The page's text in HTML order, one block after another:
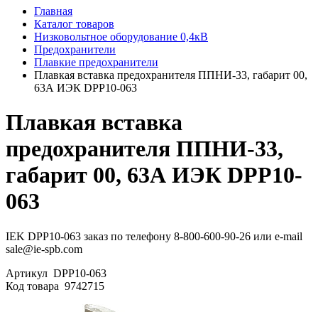
Главная
Каталог товаров
Низковольтное оборудование 0,4кВ
Предохранители
Плавкие предохранители
Плавкая вставка предохранителя ППНИ-33, габарит 00,
63А ИЭК DPP10-063
Плавкая вставка
предохранителя ППНИ-33,
габарит 00, 63А ИЭК DPP10-
063
IEK DPP10-063 заказ по телефону 8-800-600-90-26 или e-mail
sale@ie-spb.com
Артикул DPP10-063
Код товара 9742715